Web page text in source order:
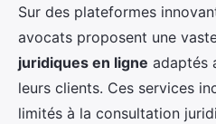
Sur des plateformes
avocats proposent une
juridiques en ligne adaptés
leurs clients. Ces services
limités à la consultation